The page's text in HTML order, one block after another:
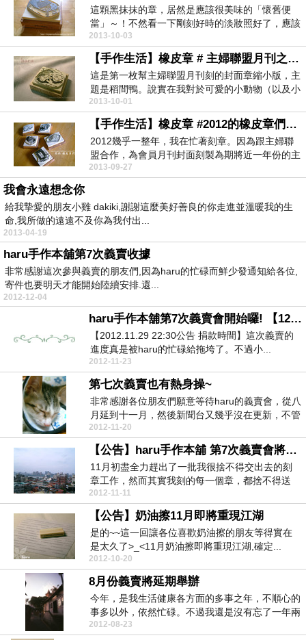
這顆黑抹抹的章，居然是應該很美味的「懷舊便
當」～！不然看一下剛刻好時的淡妝照好了，應該
會比較有胃口。...
2013-10-03
【手作生活】橡皮章 # 主婦聯盟月刊之稻間鴨
這是第一枚幫主婦聯盟月刊刻的封面章縮小版，主
題是稻間鴨。說實在我對於可愛的小動物（以及小
孩）實在很苦...
2013-10-01
【手作生活】橡皮章 #2012的橡皮章們。之一
2012幾乎一整年，我在忙著刻章。因為跟主婦聯
盟合作，為會員月刊封面刻製為期將近一年份的主
題印章。每...
2013-09-27
我會永遠想念你
給我摯愛的朋友小雞 dakiki,謝謝這麼美好善良的你走進並溫暖我的生
命,我所做的遠遠不及你為我付出...
2013-04-19
haru手作本舖第7次義賣收據
非常感謝這次參與義賣的朋友們,因為haru的忙碌而鮮少發通知給各位,
寄件也要明天才能開始陸續安排.還...
2012-12-04
haru手作本舖第7次義賣會開始囉! 【12/03捐款】
【2012.11.29 22:30公告 捐款時間】這次義賣的
進度真是被haru的忙碌給拖垮了。不過小...
2012-11-23
第七次義賣也有熱身操~
非常感謝各位朋友們願意等待haru的義賣會，從八
月延到十一月，然後新聞台又幾乎沒在更新，不管
這次義賣...
2012-11-20
【公告】haru手作本舖 第7次義賣會將在11/23(五)中午舉行
11月初盡全力趕出了一批我很捨不得交出去的刻
章工作，然而其實我刻的每一個章，都捨不得送
走。10月中搬...
2012-11-11
【公告】奶油擦11月即將重現江湖
是的~~這一回讓各位喜歡奶油擦的朋友等得實在
是太久了>_<11月奶油擦即將重現江湖,確定...
2012-10-20
8月份義賣將延期舉辦
今年，是我生活健康各方面的多事之年，不順心的
事多以外，依然忙碌。不過我還是沒有忘了一年兩
次的義賣活動...
2012-08-23